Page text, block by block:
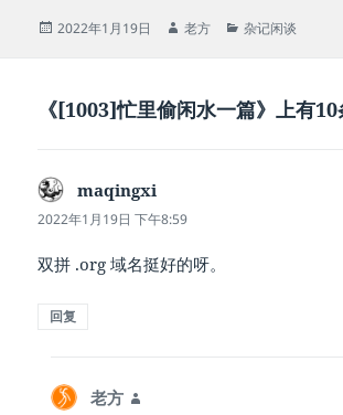
发
2022年1月19日
作
老方
分
杂记闲谈
《[1003]忙里偷闲水一篇》上有
maqingxi
道：
2022年1月19日 下午8:59
双拼 .org 域名挺好的呀。
回复
老方